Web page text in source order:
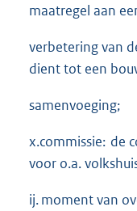
maatregel aan
verbetering van
dient tot een
samenvoeging;
x.commissie: de
voor o.a.
ij. moment van